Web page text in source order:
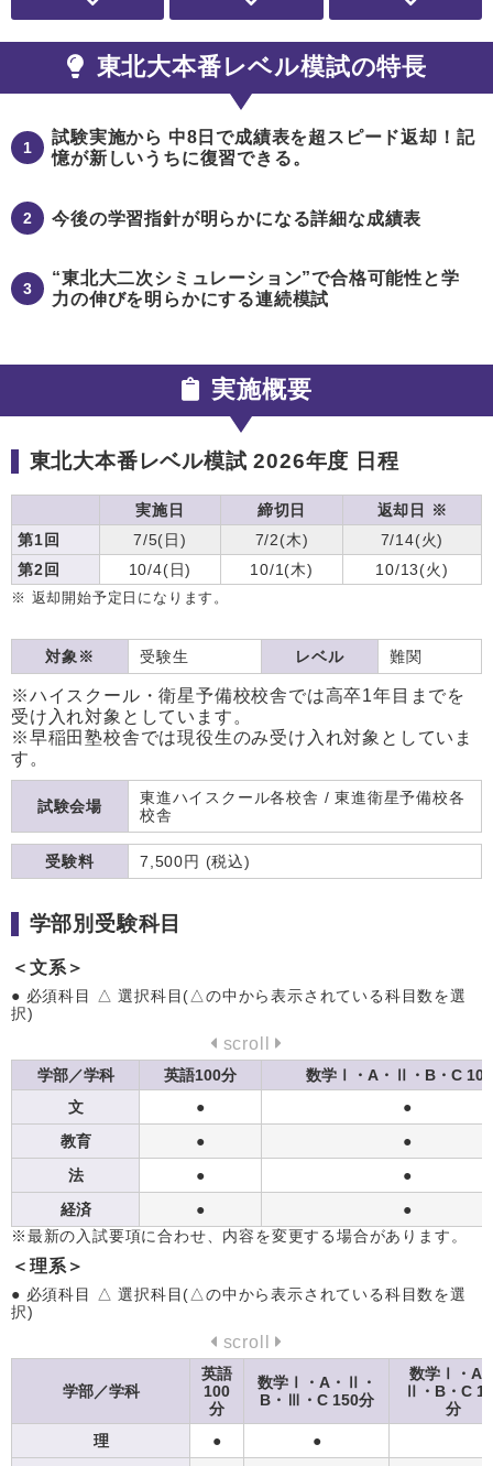
東北大本番レベル模試の特長
1
試験実施から 中8日で成績表を超スピード返却！記
憶が新しいうちに復習できる。
2 今後の学習指針が明らかになる詳細な成績表
3
“東北大二次シミュレーション”で合格可能性と学
力の伸びを明らかにする連続模試
実施概要
東北大本番レベル模試 2026年度 日程
実施日 締切日
返却日 ※
第1回
7/5(日) 7/2(木)
7/14(火)
第2回
10/4(日) 10/1(木) 10/13(火)
※ 返却開始予定日になります。
対象※ 受験生 レベル 難関
※ハイスクール・衛星予備校校舎では高卒1年目までを
受け入れ対象としています。
※早稲田塾校舎では現役生のみ受け入れ対象としていま
す。
試験会場
東進ハイスクール各校舎 / 東進衛星予備校各
校舎
受験料 7,500円 (税込)
学部別受験科目
＜文系＞
● 必須科目 △ 選択科目(△の中から表示されている科目数を選
択)
scroll
学部／学科 英語100分
数学Ⅰ・A・Ⅱ・B・C
文
●
●
教育
●
●
法
●
●
経済
●
●
※最新の入試要項に合わせ、内容を変更する場合があります。
＜理系＞
● 必須科目 △ 選択科目(△の中から表示されている科目数を選
択)
scroll
学部／学科
英語
100
分
数学Ⅰ・A・Ⅱ・
B・Ⅲ・C 150分
数学Ⅰ・A
Ⅱ・B・C
分
理
●
●